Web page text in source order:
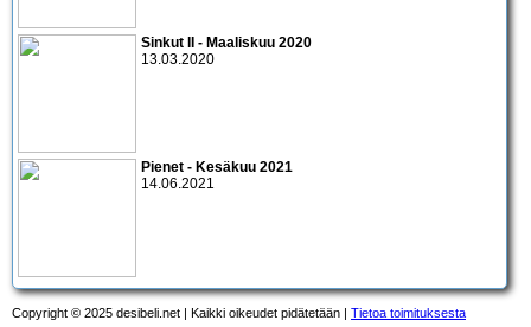
Sinkut II - Maaliskuu 2020
13.03.2020
Pienet - Kesäkuu 2021
14.06.2021
Copyright © 2025 desibeli.net | Kaikki oikeudet pidätetään | Tietoa toimituksesta